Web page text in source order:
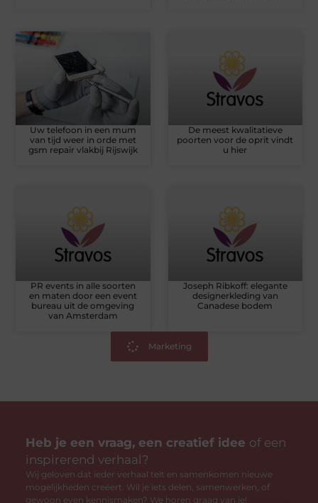
Uw telefoon in een mum
van tijd weer in orde met
gsm repair vlakbij Rijswijk
De meest kwalitatieve
poorten voor de oprit vindt
u hier
PR events in alle soorten
en maten door een event
bureau uit de omgeving
van Amsterdam
Joseph Ribkoff: elegante
designerkleding van
Canadese bodem
Marketing
Heb je een vraag, een creatief idee of een
inspirerend verhaal?
Wij geloven dat ieder verhaal telt en samenkomen nieuwe
mogelijkheden creëert. Wil je iets delen, samenwerken, of
gewoon even kennismaken? We horen graag van je!